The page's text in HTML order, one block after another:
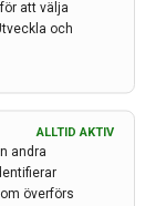
att välja
och
ALLTID AKTIV
andra
överförs